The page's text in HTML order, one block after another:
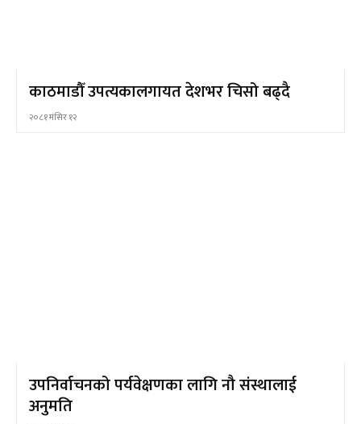
काठमाडौँ उपत्यकालगायत देशभर चिसो बढ्दै
२०८१ मंसिर १२
उपनिर्वाचनको पर्यवेक्षणका लागि नौ संस्थालाई
अनुमति